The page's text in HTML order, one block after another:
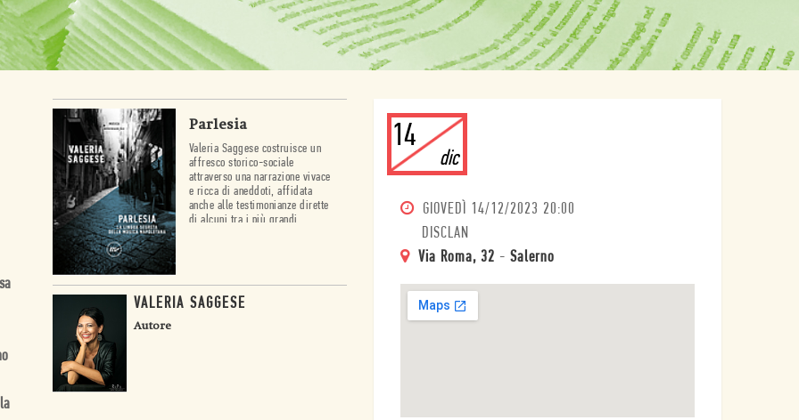
Parlesia
Valeria Saggese costruisce un
affresco storico-sociale
attraverso una narrazione vivace
e ricca di aneddoti, affidata
anche alle testimonianze dirette
di alcuni tra i più grandi
VALERIA SAGGESE
Autore
14
dic
GIOVEDÌ 14/12/2023 20:00
DISCLAN
Via Roma, 32 - Salerno